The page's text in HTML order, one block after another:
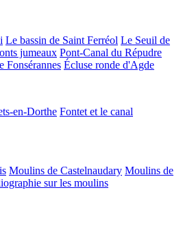
Le bassin de Saint Ferréol Le Seuil de
jumeaux Pont-Canal du Répudre
Fonsérannes Écluse ronde d'Agde
en-Dorthe Fontet et le canal
Moulins de Castelnaudary Moulins de
sur les moulins